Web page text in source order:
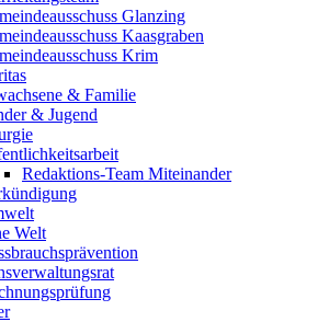
Glanzing
Kaasgraben
Krim
& Familie
& Jugend
Redaktions-Team Miteinander
Welt